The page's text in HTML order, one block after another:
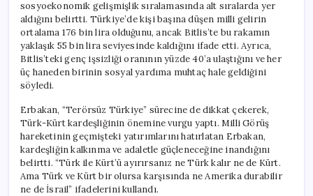
sosyoekonomik gelişmişlik sıralamasında alt sıralarda yer
aldığını belirtti. Türkiye’de kişi başına düşen milli gelirin
ortalama 176 bin lira olduğunu, ancak Bitlis’te bu rakamın
yaklaşık 55 bin lira seviyesinde kaldığını ifade etti. Ayrıca,
Bitlis’teki genç işsizliği oranının yüzde 40’a ulaştığını ve her
üç haneden birinin sosyal yardıma muhtaç hale geldiğini
söyledi.
Erbakan, “Terörsüz Türkiye” sürecine de dikkat çekerek,
Türk-Kürt kardeşliğinin önemine vurgu yaptı. Milli Görüş
hareketinin geçmişteki yatırımlarını hatırlatan Erbakan,
kardeşliğin kalkınma ve adaletle güçleneceğine inandığını
belirtti. “Türk ile Kürt’ü ayırırsanız ne Türk kalır ne de Kürt.
Ama Türk ve Kürt bir olursa karşısında ne Amerika durabilir
ne de İsrail” ifadelerini kullandı.